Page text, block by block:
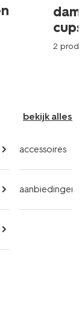
2
bekijk alles
accessoires
aanbiedingen